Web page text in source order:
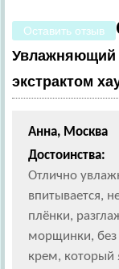
Оставить отзыв
Увлажняющий
экстрактом
Анна, Москва
Достоинства:
Отлично
впитывается,
плёнки,
морщинки, без
крем, который